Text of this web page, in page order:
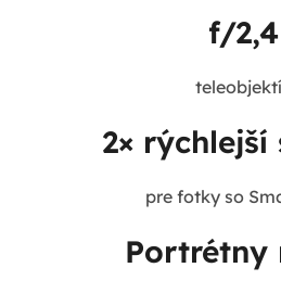
f/2,4
2× rýchlejší
pre fotky so
Portrétny